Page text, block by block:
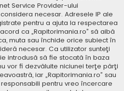
Service Provider-ului
necesar. Adresele IP ale
pentru a ajuta la respectarea
ca „Rapitorimania.ro” să aibă
muta sau închide orice subiect în
necesar. Ca utilizator sunteţi
introdusă să fie stocată în baza
vor fi dezvăluite niciunei terţe părţi
iar „Rapitorimania.ro” sau
pentru vreo încercare